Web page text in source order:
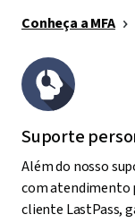
Conheça a MFA
Suporte
Além do nosso
com atendimento
cliente LastPass,